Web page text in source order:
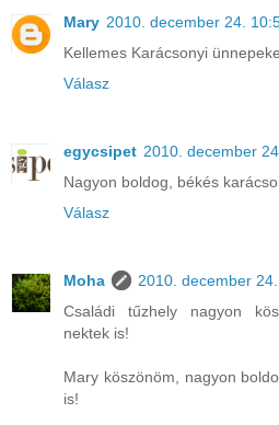
Mary 2010. december 24.
Kellemes Karácsonyi
Válasz
egycsipet 2010. december
Nagyon boldog, békés
Válasz
Moha
2010. december
Családi tűzhely nagyon
nektek is!
Mary köszönöm, nagyon
is!